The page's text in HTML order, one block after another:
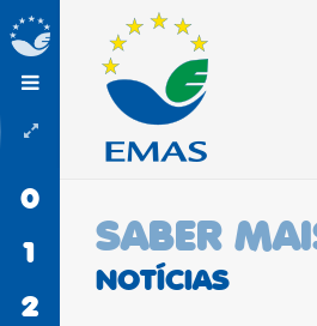
0
1 EMAS
2
SABER
NOTÍCIAS